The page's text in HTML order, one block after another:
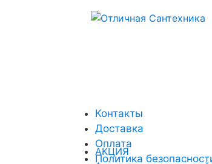
Контакты
Доставка
Оплата
Политика
АКЦИЯ